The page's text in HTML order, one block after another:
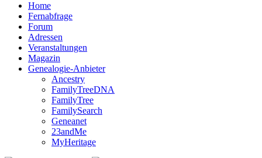
Home
Fernabfrage
Forum
Adressen
Veranstaltungen
Magazin
Genealogie-Anbieter
Ancestry
FamilyTreeDNA
FamilyTree
FamilySearch
Geneanet
23andMe
MyHeritage